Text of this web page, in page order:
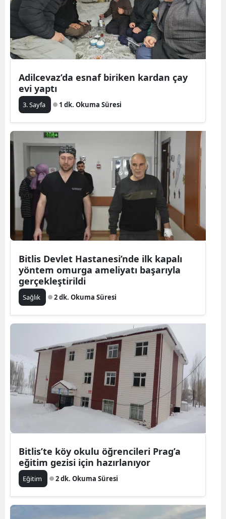
Adilcevaz’da esnaf biriken kardan çay
evi yaptı
3. Sayfa 1 dk. Okuma Süresi
Bitlis Devlet Hastanesi’nde ilk kapalı
yöntem omurga ameliyatı başarıyla
gerçekleştirildi
Sağlık 2 dk. Okuma Süresi
Bitlis’te köy okulu öğrencileri Prag’a
eğitim gezisi için hazırlanıyor
Eğitim 2 dk. Okuma Süresi